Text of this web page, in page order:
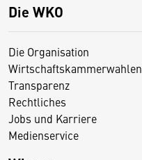
Die WKO
Die Organisation
Wirtschaftskammerwahlen
Transparenz
Rechtliches
Jobs und Karriere
Medienservice